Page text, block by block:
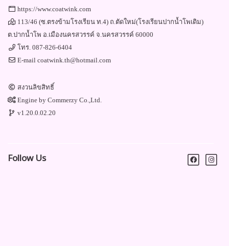
https://www.coatwink.com
113/46 (ซ.ตรงข้ามโรงเรียน ท.4) ถ.ตัดใหม่(โรงเรียนปากน้ำโพเดิม)
ต.ปากน้ำโพ อ.เมืองนครสวรรค์ จ.นครสวรรค์ 60000
โทร.087-826-6404
E-mailcoatwink.th@hotmail.com
สงวนลิขสิทธิ์
Engine byCommerzy Co.,Ltd.
v1.20.0.02.20
Follow Us